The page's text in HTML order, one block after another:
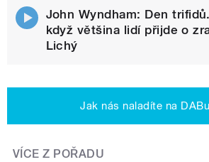
John Wyndham: Den
když většina lidí přijde o
Lichý
Jak nás naladíte na DABu
VÍCE Z POŘADU